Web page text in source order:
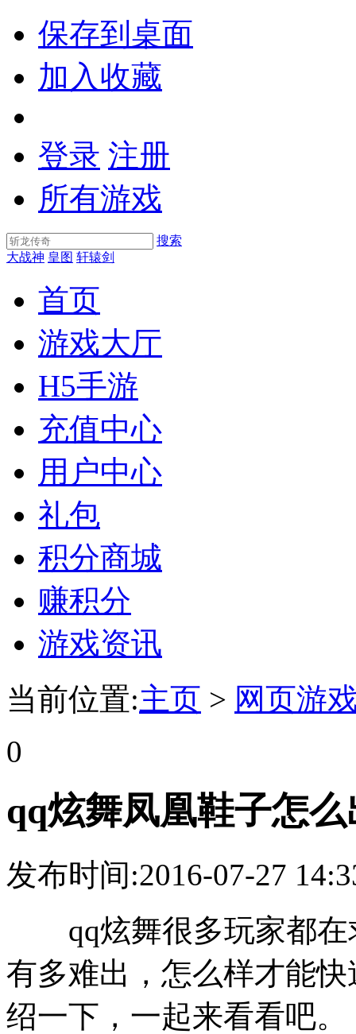
保存到桌面
加入收藏
登录 注册
所有游戏
搜索
大战神 皇图 轩辕剑
首页
游戏大厅
H5手游
充值中心
用户中心
礼包
积分商城
赚积分
游戏资讯
当前位置:主页 > 网页游
0
qq炫舞凤凰鞋子怎
发布时间:2016-07-27
qq炫舞很多玩家都在
有多难出，怎么样才能
绍一下，一起来看看吧。